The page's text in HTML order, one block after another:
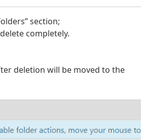
section;
completely.
deletion will be moved to the